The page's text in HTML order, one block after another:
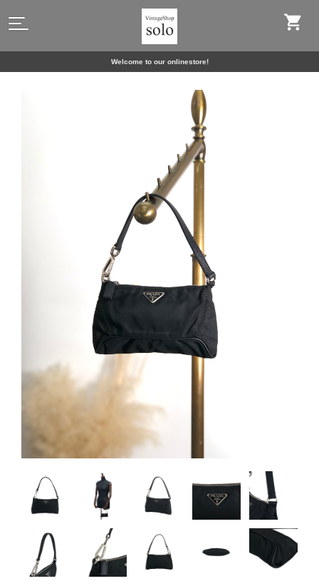
Welcome to our onlinestore!